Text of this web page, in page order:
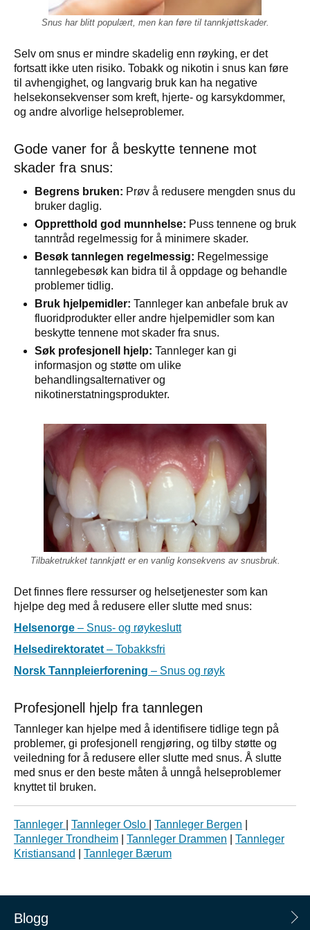
Snus har blitt populært, men kan føre til tannkjøttskader.
Selv om snus er mindre skadelig enn røyking, er det
fortsatt ikke uten risiko. Tobakk og nikotin i snus kan føre
til avhengighet, og langvarig bruk kan ha negative
helsekonsekvenser som kreft, hjerte- og karsykdommer,
og andre alvorlige helseproblemer.
Gode vaner for å beskytte tennene mot
skader fra snus:
Begrens bruken: Prøv å redusere mengden snus du
bruker daglig.
Oppretthold god munnhelse: Puss tennene og bruk
tanntråd regelmessig for å minimere skader.
Besøk tannlegen regelmessig: Regelmessige
tannlegebesøk kan bidra til å oppdage og behandle
problemer tidlig.
Bruk hjelpemidler: Tannleger kan anbefale bruk av
fluoridprodukter eller andre hjelpemidler som kan
beskytte tennene mot skader fra snus.
Søk profesjonell hjelp: Tannleger kan gi
informasjon og støtte om ulike
behandlingsalternativer og
nikotinerstatningsprodukter.
Tilbaketrukket tannkjøtt er en vanlig konsekvens av snusbruk.
Det finnes flere ressurser og helsetjenester som kan
hjelpe deg med å redusere eller slutte med snus:
Helsenorge – Snus- og røykeslutt
Helsedirektoratet – Tobakksfri
Norsk Tannpleierforening – Snus og røyk
Profesjonell hjelp fra tannlegen
Tannleger kan hjelpe med å identifisere tidlige tegn på
problemer, gi profesjonell rengjøring, og tilby støtte og
veiledning for å redusere eller slutte med snus. Å slutte
med snus er den beste måten å unngå helseproblemer
knyttet til bruken.
Tannleger Tannleger Oslo Tannleger Bergen
Tannleger Trondheim
Tannleger Drammen
Tannleger
Kristiansand
Tannleger Bærum
Blogg